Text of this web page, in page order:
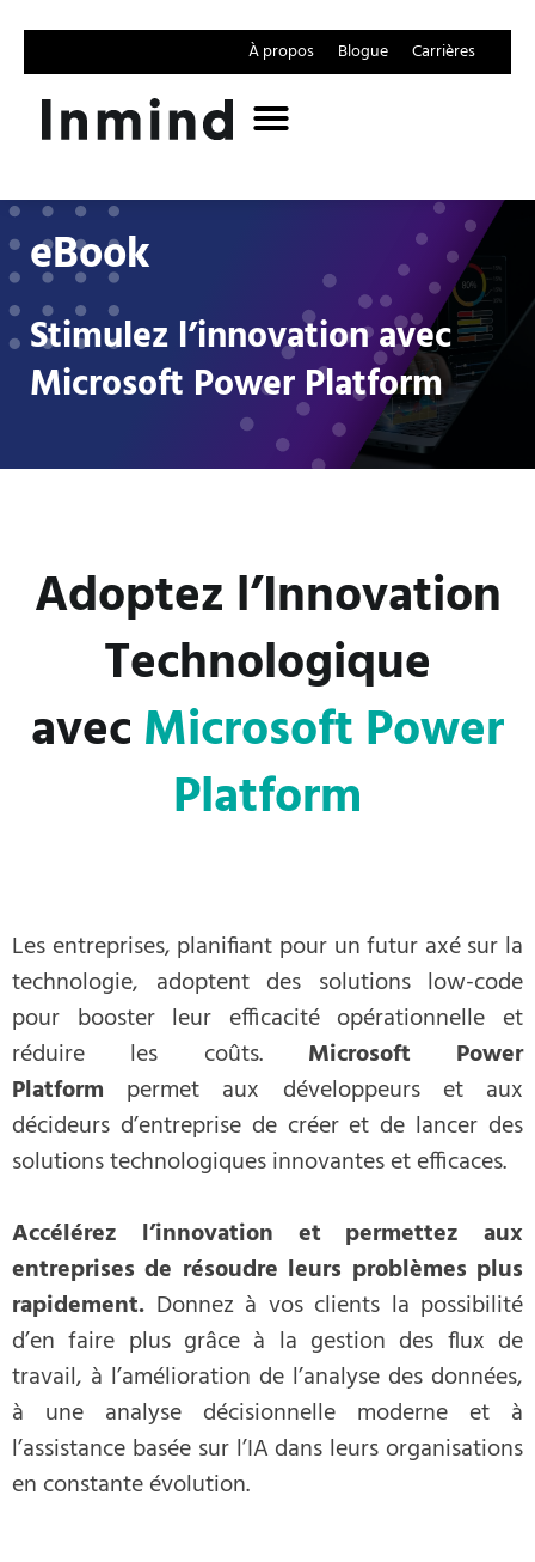
À propos Blogue Carrières
eBook
Stimulez l’innovation avec
Microsoft Power Platform
Adoptez l’Innovation
Technologique
avec Microsoft Power
Platform
Les entreprises, planifiant pour un futur axé sur la
technologie, adoptent des solutions low-code
pour booster leur efficacité opérationnelle et
réduire les coûts. Microsoft Power
Platform permet aux développeurs et aux
décideurs d’entreprise de créer et de lancer des
solutions technologiques innovantes et efficaces.
Accélérez l’innovation et permettez aux
entreprises de résoudre leurs problèmes plus
rapidement. Donnez à vos clients la possibilité
d’en faire plus grâce à la gestion des flux de
travail, à l’amélioration de l’analyse des données,
à une analyse décisionnelle moderne et à
l’assistance basée sur l’IA dans leurs organisations
en constante évolution.